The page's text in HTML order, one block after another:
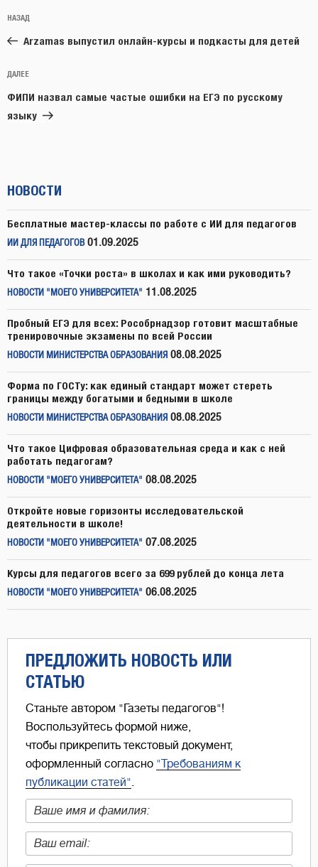
по
записям
Предыдущая
запись:
НАЗАД
Arzamas выпустил онлайн-курсы и подкасты для детей
Следующая
запись
ДАЛЕЕ
ФИПИ назвал самые частые ошибки на ЕГЭ по русскому
языку
НОВОСТИ
Бесплатные мастер-классы по работе с ИИ для педагогов
ИИ ДЛЯ ПЕДАГОГОВ 01.09.2025
Что такое «Точки роста» в школах и как ими руководить?
НОВОСТИ "МОЕГО УНИВЕРСИТЕТА" 11.08.2025
Пробный ЕГЭ для всех: Рособрнадзор готовит масштабные
тренировочные экзамены по всей России
НОВОСТИ МИНИСТЕРСТВА ОБРАЗОВАНИЯ 08.08.2025
Форма по ГОСТу: как единый стандарт может стереть
границы между богатыми и бедными в школе
НОВОСТИ МИНИСТЕРСТВА ОБРАЗОВАНИЯ 08.08.2025
Что такое Цифровая образовательная среда и как с ней
работать педагогам?
НОВОСТИ "МОЕГО УНИВЕРСИТЕТА" 08.08.2025
Откройте новые горизонты исследовательской
деятельности в школе!
НОВОСТИ "МОЕГО УНИВЕРСИТЕТА" 07.08.2025
Курсы для педагогов всего за 699 рублей до конца лета
НОВОСТИ "МОЕГО УНИВЕРСИТЕТА" 06.08.2025
ПРЕДЛОЖИТЬ НОВОСТЬ ИЛИ
СТАТЬЮ
Станьте автором "Газеты педагогов"!
Воспользуйтесь формой ниже,
чтобы прикрепить текстовый документ,
оформленный согласно "Требованиям к
публикации статей"